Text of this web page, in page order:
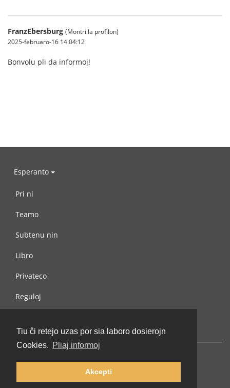
Tiu ĉi retejo uzas por sia laboro dosierojn
Cookies. Pliaj informoj
Akcepti
FranzEbersburg (Montri la profilon)
2025-februaro-16 14:04:12
Bonvolu pli da informoj!
Esperanto
Pri ni
Teamo
Subtenu nin
Libro
Privateco
Reguloj
© 2002-2026 lernu.net |Impressum